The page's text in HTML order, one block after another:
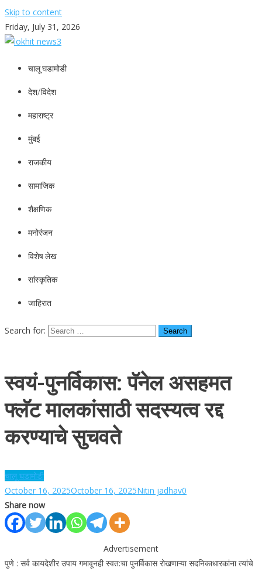
Skip to content
Friday, July 31, 2026
lokhit news3
lokhit news 3
चालू घडामोडी
देश/विदेश
महाराष्ट्र
मुंबई
राजकीय
सामाजिक
शैक्षणिक
मनोरंजन
विशेष लेख
सांस्कृतिक
जाहिरात
Search for:
स्वयं-पुनर्विकास: पॅनेल असहमत
फ्लॅट मालकांसाठी सदस्यत्व रद्द
करण्याचे सुचवते
चालू घडामोडी
October 16, 2025October 16, 2025Nitin jadhav0
Share now
Advertisement
पुणे : सर्व कायदेशीर उपाय गमावूनही स्वत:चा पुनर्विकास रोखणाऱ्या सदनिकाधारकांना त्यांचे